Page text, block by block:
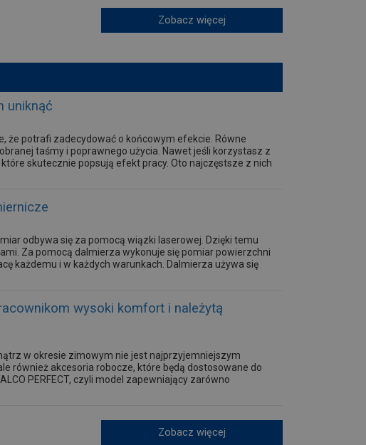
Zobacz więcej
uniknąć
że potrafi zadecydować o końcowym efekcie. Równe
taśmy i poprawnego użycia. Nawet jeśli korzystasz z
skutecznie popsują efekt pracy. Oto najczęstsze z nich
odbywa się za pomocą wiązki laserowej. Dzięki temu
Za pomocą dalmierza wykonuje się pomiar powierzchni
każdemu i w każdych warunkach. Dalmierza używa się
wysoki komfort i należytą
w okresie zimowym nie jest najprzyjemniejszym
również akcesoria robocze, które będą dostosowane do
PERFECT, czyli model zapewniający zarówno
Zobacz więcej